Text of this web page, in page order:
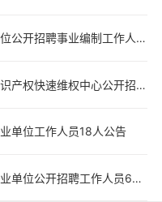
2026年广东广州市港务局直属事业单位公开招聘事业编制工作人员5人公告
2026年广东佛山市顺德区（家电）知识产权快速维权中心公开招聘事业编制人员3人公告
单位工作人员18人公告
2026年广东肇庆市卫生健康局所属事业单位公开招聘工作人员64人公告